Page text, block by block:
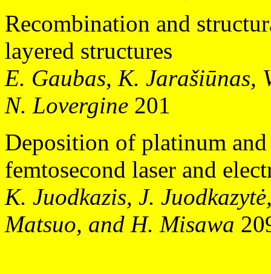
Recombination and
layered structures
E. Gaubas, K. Jarašiūnas,
N. Lovergine 201
Deposition of platinum
femtosecond laser and
K. Juodkazis, J.
Matsuo, and H. Misawa